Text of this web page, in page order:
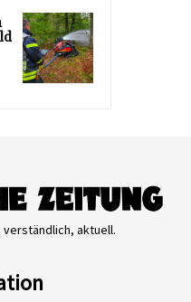
verständlich, aktuell.